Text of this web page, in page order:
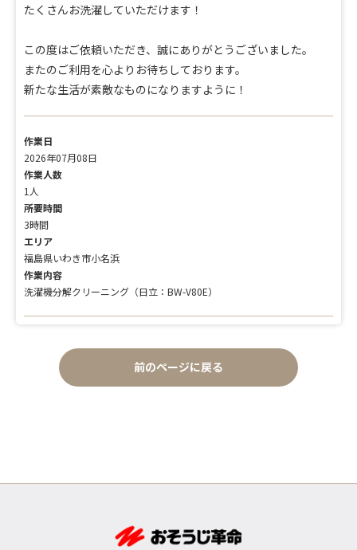
たくさんお洗濯していただけます！
この度はご依頼いただき、誠にありがとうございました。
またのご利用を心よりお待ちしております。
新たな生活が素敵なものになりますように！
作業日
2026年07月08日
作業人数
1人
所要時間
3時間
エリア
福島県いわき市小名浜
作業内容
洗濯機分解クリーニング（日立：BW-V80E）
前のページに戻る